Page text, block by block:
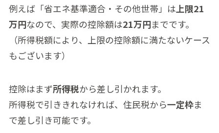
例えば「省エネ基準適合・その他世帯」は上限21
万円なので、実際の控除額は21万円までです。
（所得税額により、上限の控除額に満たないケース
もございます）
控除はまず所得税から差し引かれます。
所得税で引ききれなければ、住民税から一定枠ま
で差し引き可能です。